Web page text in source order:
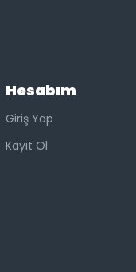
Hesabım
Giriş Yap
Kayıt Ol